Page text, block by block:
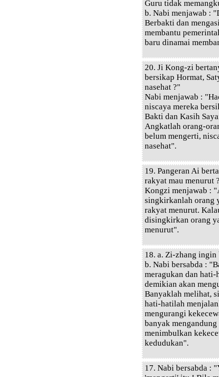
Guru tidak
b. Nabi menjawab :
Berbakti dan
membantu
baru dinamai
20. Ji Kong-zi
bersikap Hormat,
nasehat ?"
Nabi menjawab :
niscaya mereka
Bakti dan Kasih
Angkatlah orang-
belum mengerti,
nasehat".
19. Pangeran Ai
rakyat mau menurut
Kongzi menjawab :
singkirkanlah orang
rakyat menurut.
disingkirkan orang
menurut".
18. a. Zi-zhang ingin
b. Nabi bersabda :
meragukan dan
demikian akan
Banyaklah melihat,
hati-hatilah
mengurangi
banyak
menimbulkan
kedudukan".
17. Nabi bersabda :